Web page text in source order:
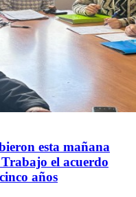
esta mañana
el acuerdo
años